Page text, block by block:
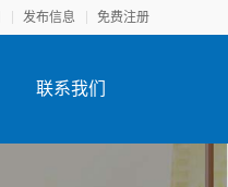
发布信息 免费注册
联系我们